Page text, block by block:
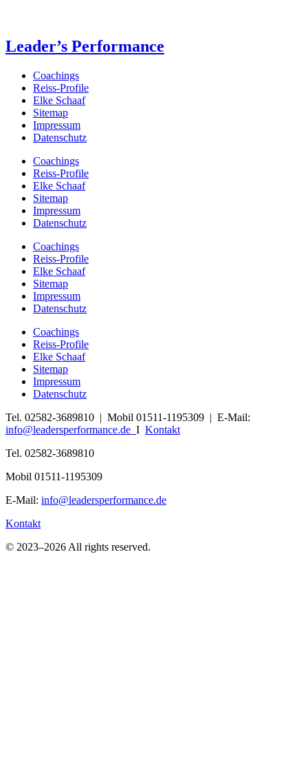
Leader’s Performance
Coachings
Reiss-Profile
Elke Schaaf
Sitemap
Impressum
Datenschutz
Coachings
Reiss-Profile
Elke Schaaf
Sitemap
Impressum
Datenschutz
Coachings
Reiss-Profile
Elke Schaaf
Sitemap
Impressum
Datenschutz
Coachings
Reiss-Profile
Elke Schaaf
Sitemap
Impressum
Datenschutz
Tel. 02582-3689810 | Mobil 01511-1195309 | E-Mail:
info@leadersperformance.de I Kontakt
Tel. 02582-3689810
Mobil 01511-1195309
E-Mail: info@leadersperformance.de
Kontakt
© 2023–2026 All rights reserved.